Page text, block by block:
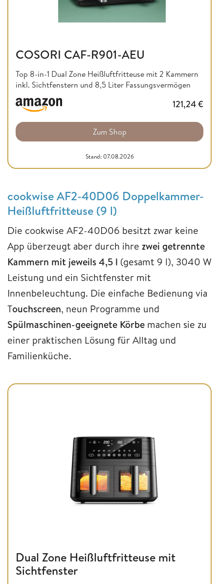
COSORI CAF-R901-AEU
Top 8-in-1 Dual Zone Heißluftfritteuse mit 2 Kammern
inkl. Sichtfenstern und 8,5 Liter Fassungsvermögen
121,24€
Zum Shop
Stand: 07.08.2026
cookwise AF2-40D06 Doppelkammer-
Heißluftfritteuse (9 l)
Die cookwise AF2-40D06 besitzt zwar keine
App überzeugt aber durch ihre zwei getrennte
Kammern mit jeweils 4,5 l (gesamt 9 l), 3040 W
Leistung und ein Sichtfenster mit
Innenbeleuchtung. Die einfache Bedienung via
Touchscreen, neun Programme und
Spülmaschinen-geeignete Körbe machen sie zu
einer praktischen Lösung für Alltag und
Familienküche.
Dual Zone Heißluftfritteuse mit
Sichtfenster